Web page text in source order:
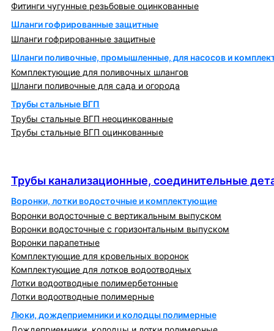
Фитинги чугунные резьбовые оцинкованные
Шланги гофрированные защитные
Шланги гофрированные защитные
Шланги поливочные, промышленные, для насосов и
Комплектующие для поливочных шлангов
Шланги поливочные для сада и огорода
Трубы стальные ВГП
Трубы стальные ВГП неоцинкованные
Трубы стальные ВГП оцинкованные
Трубы канализационные, соединительные
Воронки, лотки водосточные и комплектующие
Воронки водосточные с вертикальным выпуском
Воронки водосточные с горизонтальным выпуском
Воронки парапетные
Комплектующие для кровельных воронок
Комплектующие для лотков водоотводных
Лотки водоотводные полимербетонные
Лотки водоотводные полимерные
Люки, дождеприемники и колодцы полимерные